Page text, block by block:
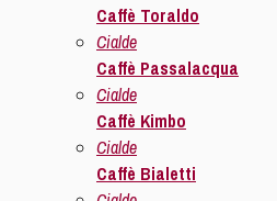
Caffè Toraldo
Cialde
Caffè Passalacqua
Cialde
Caffè Kimbo
Cialde
Caffè Bialetti